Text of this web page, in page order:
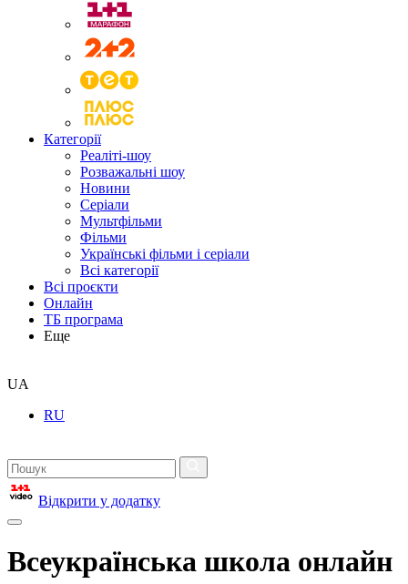
Категорії
Реаліті-шоу
Розважальні шоу
Новини
Серіали
Мультфільми
Фільми
Українські фільми і серіали
Всі категорії
Всі проєкти
Онлайн
ТБ програма
Еще
UA
RU
Відкрити у додатку
Всеукраїнська школа онлайн